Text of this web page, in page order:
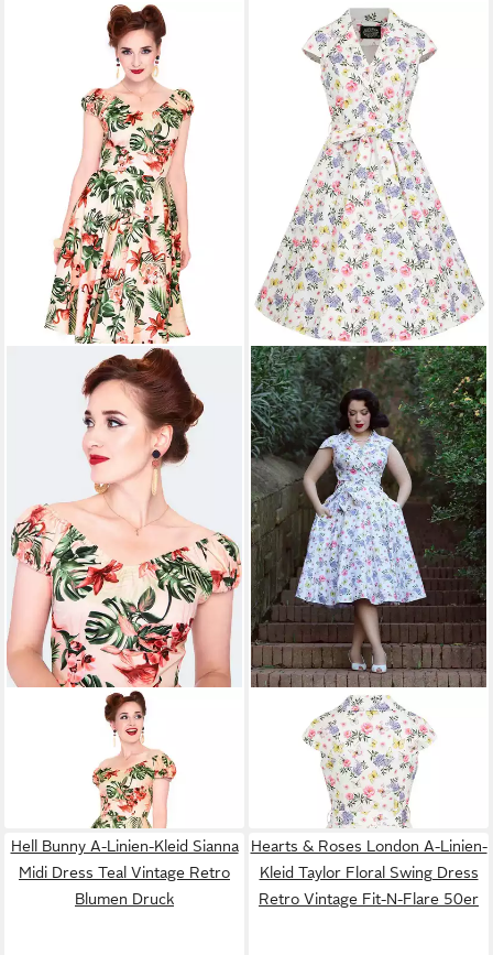
VOODOO VIXENA-Linien-
Kleid Tropical Flamingo
Swingkleid 50er 50s Retro
64,90 €
HEARTS & ROSES LONDON
A-Linien-Kleid Zoey Floral
Retro Vintage Fit-N-Flare
Hell Bunny A-Linien-Kleid Sianna
Midi Dress Teal Vintage Retro
Blumen Druck
Hearts & Roses London A-Linien-
Kleid Taylor Floral Swing Dress
Retro Vintage Fit-N-Flare 50er